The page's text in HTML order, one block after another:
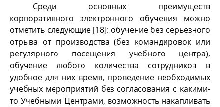
Среди основных преимуществ
корпоративного электронного обучения можно
отметить следующие [18]: обучение без серьезного
отрыва от производства (без командировок или
регулярного посещения учебного центра),
обучение любого количества сотрудников в
удобное для них время, проведение необходимых
учебных мероприятий без согласования с какими-
то Учебными Центрами, возможность накапливать